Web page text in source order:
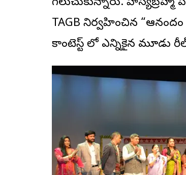
TAGB నిర్వహించిన
కాంటెస్ట్ లో ఎన్నికైన మూడు